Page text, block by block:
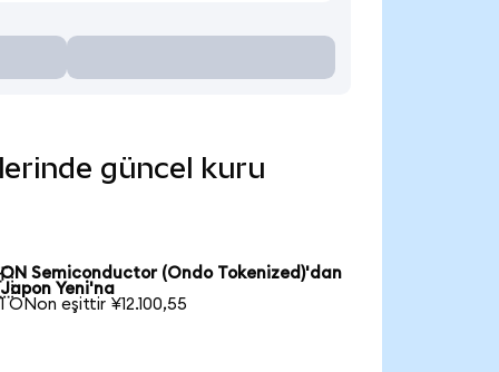
güncel kuru
ON Semiconductor (Ondo Tokenized)'dan
Japon Yeni'na
1 ONon eşittir ¥12.100,55